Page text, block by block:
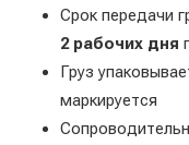
Срок передачи
2 рабочих дня
Груз
маркируется